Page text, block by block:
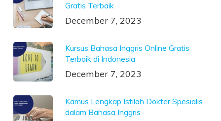
Gratis Terbaik
December 7, 2023
Kursus Bahasa Inggris Online Gratis
Terbaik di Indonesia
December 7, 2023
Kamus Lengkap Istilah Dokter Spesialis
dalam Bahasa Inggris